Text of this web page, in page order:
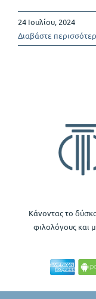
24 Ιουλίου, 2024
Διαβάστε
Κάνοντας το
φιλολόγους και